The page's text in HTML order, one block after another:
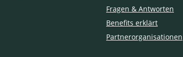
Fragen & Antworten
Benefits erklärt
Partnerorganisationen